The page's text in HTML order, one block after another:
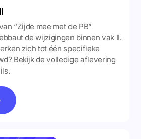
“Zijde mee met de PB”
de wijzigingen binnen vak II.
zich tot één specifieke
Bekijk de volledige aflevering